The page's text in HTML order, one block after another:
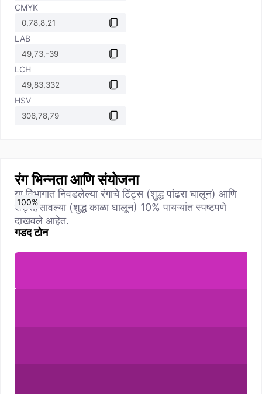
CMYK
LAB
LCH
HSV
रंग भिन्नता आणि संयोजना
या विभागात निवडलेल्या रंगाचे टिंट्स (शुद्ध पांढरा घालून) आणि
शेड्स/सावल्या (शुद्ध काळा घालून) 10% पायऱ्यांत स्पष्टपणे
दाखवले आहेत.
गडद टोन
0%
10%
20%
30%
40%
50%
60%
70%
80%
90%
100%